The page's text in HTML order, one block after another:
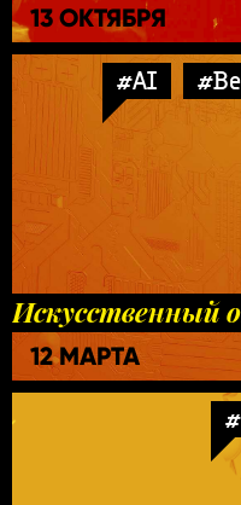
13 ОКТЯБРЯ
#AI
Искусственный
12 МАРТА